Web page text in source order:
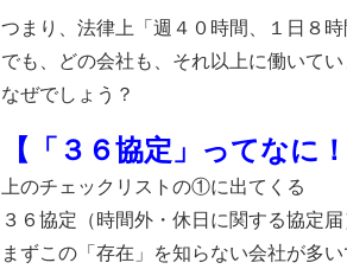
つまり、法律上「週４０時間、１日８
でも、どの会社も、それ以上に働いてい
なぜでしょう？
【「３６協定」ってなに！
上のチェックリストの①に出てくる
３６協定（時間外・休日に関する協定届
まずこの「存在」を知らない会社が多い